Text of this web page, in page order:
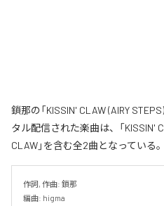
鎖那の「KISSIN' CLAW (AIRY
タル配信された楽曲は、「KISSIN'
CLAW」を含む全2曲となっている。
作詞, 作曲: 鎖那
編曲: higma